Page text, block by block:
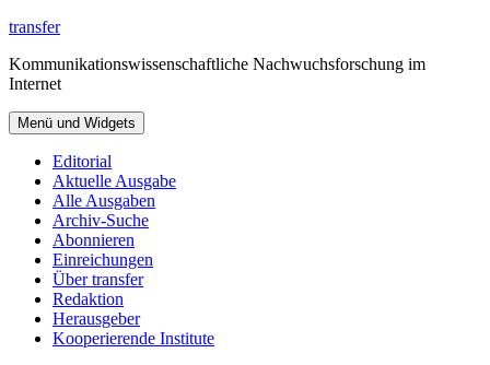
Zum
springen
transfer
Kommunikationswissenschaftliche Nachwuchsforschung im
Internet
Menü und Widgets
Editorial
Aktuelle Ausgabe
Alle Ausgaben
Archiv-Suche
Abonnieren
Einreichungen
Über transfer
Redaktion
Herausgeber
Kooperierende Institute